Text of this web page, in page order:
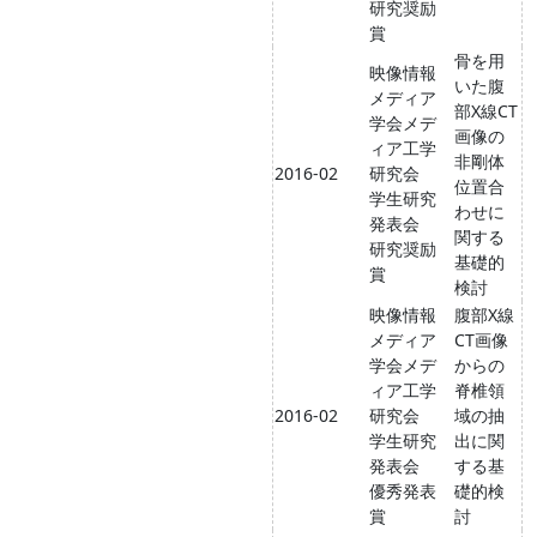
研究奨励
賞
2016-02
映像情報
メディア
学会メデ
ィア工学
研究会
学生研究
発表会
研究奨励
賞
骨を用
いた腹
部X線CT
画像の
非剛体
位置合
わせに
関する
基礎的
検討
2016-02
映像情報
メディア
学会メデ
ィア工学
研究会
学生研究
発表会
優秀発表
賞
腹部X線
CT画像
からの
脊椎領
域の抽
出に関
する基
礎的検
討